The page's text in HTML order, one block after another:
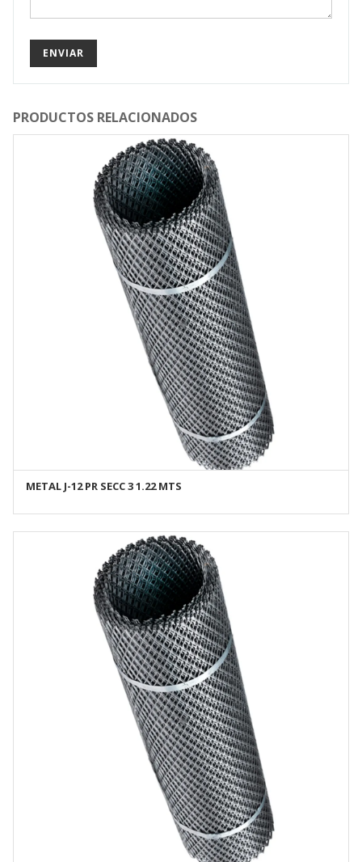
PRODUCTOS RELACIONADOS
AÑADIR AL CARRITO
METAL J-12 PR SECC 3 1.22 MTS